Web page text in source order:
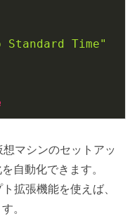
Standard Time"
マシンのセットアッ
自動化できます。
拡張機能を使えば、
。